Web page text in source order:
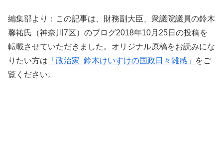
編集部より：この記事は、財務副大臣、衆議院議員の鈴木
馨祐氏（神奈川7区）のブログ2018年10月25日の投稿を
転載させていただきました。オリジナル原稿をお読みにな
りたい方は 「政治家 鈴木けいすけの国政日々雑感」
をご
覧ください。